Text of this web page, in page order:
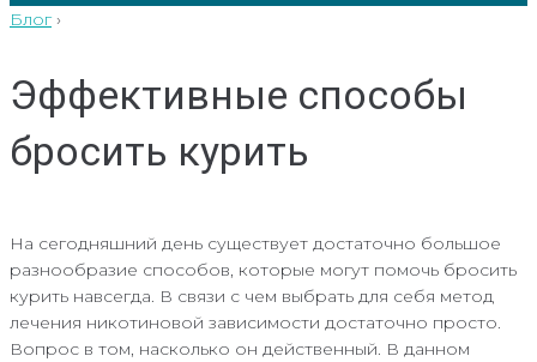
Блог ›
Эффективные способы
бросить курить
На сегодняшний день существует достаточно большое
разнообразие способов, которые могут помочь бросить
курить навсегда. В связи с чем выбрать для себя метод
лечения никотиновой зависимости достаточно просто.
Вопрос в том, насколько он действенный. В данном